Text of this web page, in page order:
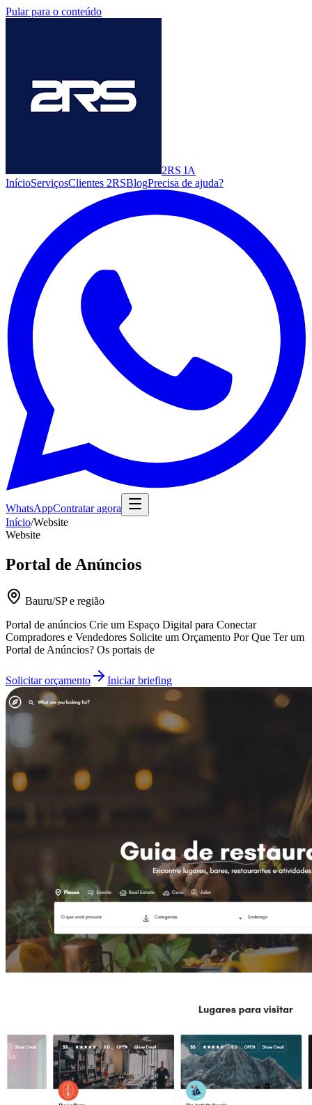
Pular para o conteúdo
2RS IA
InícioServiçosClientes 2RSBlogPrecisa de ajuda?
WhatsAppContratar agora
Início/Website
Website
Portal de Anúncios
Bauru/SP e região
Portal de anúncios Crie um Espaço Digital para Conectar
Compradores e Vendedores Solicite um Orçamento Por Que Ter um
Portal de Anúncios? Os portais de
Solicitar orçamento Iniciar briefing